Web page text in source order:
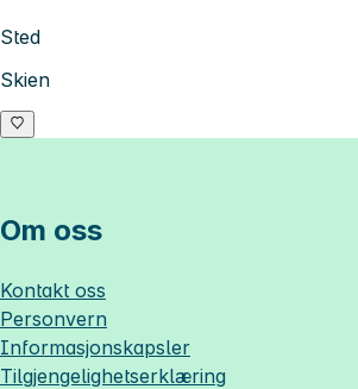
Sted
Skien
Om oss
Kontakt oss
Personvern
Informasjonskapsler
Tilgjengelighetserklæring